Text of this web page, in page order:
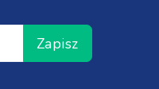
Zapisz